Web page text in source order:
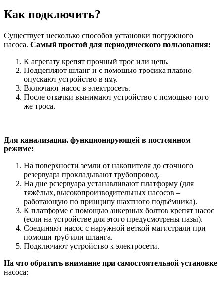
Как подключить?
Существует несколько способов установки погружного
насоса. Самый простой для периодического пользования:
К агрегату крепят прочный трос или цепь.
Подцепляют шланг и с помощью тросика плавно
опускают устройство в яму.
Включают насос в электросеть.
После откачки вынимают устройство с помощью того
же троса.
Для канализации, функционирующей в постоянном
режиме:
На поверхности земли от накопителя до сточного
резервуара прокладывают трубопровод.
На дне резервуара устанавливают платформу (для
тяжёлых, высокопроизводительных насосов –
работающую по принципу шахтного подъёмника).
К платформе с помощью анкерных болтов крепят насос
(если на устройстве для этого предусмотрены пазы).
Соединяют насос с наружной веткой магистрали при
помощи труб или шланга.
Подключают устройство к электросети.
На что обратить внимание при самостоятельной установке
насоса: